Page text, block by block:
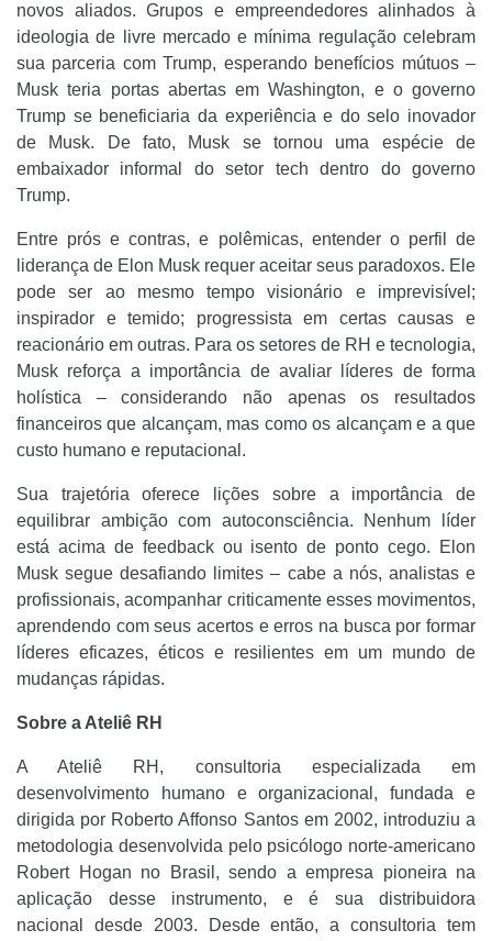
novos aliados. Grupos e empreendedores alinhados à
ideologia de livre mercado e mínima regulação celebram
sua parceria com Trump, esperando benefícios mútuos –
Musk teria portas abertas em Washington, e o governo
Trump se beneficiaria da experiência e do selo inovador
de Musk. De fato, Musk se tornou uma espécie de
embaixador informal do setor tech dentro do governo
Trump.
Entre prós e contras, e polêmicas, entender o perfil de
liderança de Elon Musk requer aceitar seus paradoxos. Ele
pode ser ao mesmo tempo visionário e imprevisível;
inspirador e temido; progressista em certas causas e
reacionário em outras. Para os setores de RH e tecnologia,
Musk reforça a importância de avaliar líderes de forma
holística – considerando não apenas os resultados
financeiros que alcançam, mas como os alcançam e a que
custo humano e reputacional.
Sua trajetória oferece lições sobre a importância de
equilibrar ambição com autoconsciência. Nenhum líder
está acima de feedback ou isento de ponto cego. Elon
Musk segue desafiando limites – cabe a nós, analistas e
profissionais, acompanhar criticamente esses movimentos,
aprendendo com seus acertos e erros na busca por formar
líderes eficazes, éticos e resilientes em um mundo de
mudanças rápidas.
Sobre a Ateliê RH
A Ateliê RH, consultoria especializada em
desenvolvimento humano e organizacional, fundada e
dirigida por Roberto Affonso Santos em 2002, introduziu a
metodologia desenvolvida pelo psicólogo norte-americano
Robert Hogan no Brasil, sendo a empresa pioneira na
aplicação desse instrumento, e é sua distribuidora
nacional desde 2003. Desde então, a consultoria tem